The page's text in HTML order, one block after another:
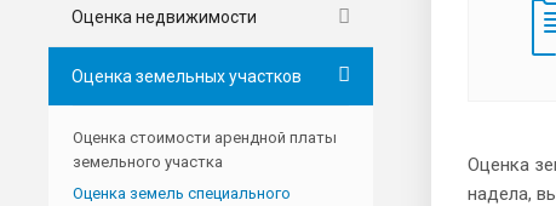
Оценка
надела,
Оценка недвижимости
Оценка земельных участков
Оценка стоимости арендной платы
земельного участка
Оценка земель специального